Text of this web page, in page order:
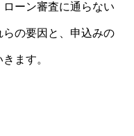
ーン審査に通らない
の要因と、申込みの
ます。